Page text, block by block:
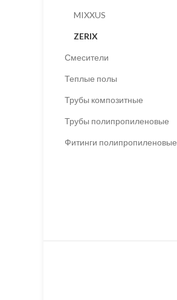
MIXXUS
ZERIX
Смесители
Теплые полы
Трубы композитные
Трубы полипропиленовые
Фитинги полипропиленовые